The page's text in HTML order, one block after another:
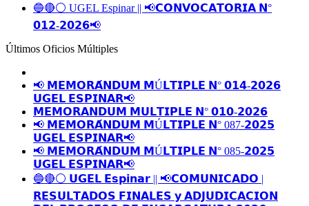
🔵🔴⚪️ UGEL Espinar || 📢𝗖𝗢𝗡𝗩𝗢𝗖𝗔𝗧𝗢𝗥𝗜𝗔 𝗡°
𝟬𝟭𝟮-𝟮𝟬𝟮𝟲📢
Últimos Oficios Múltiples
📢 𝗠𝗘𝗠𝗢𝗥𝗔́𝗡𝗗𝗨𝗠 𝗠Ú𝗟𝗧𝗜𝗣𝗟𝗘 𝗡° 𝟬𝟭𝟰-𝟮𝟬𝟮𝟲
𝗨𝗚𝗘𝗟 𝗘𝗦𝗣𝗜𝗡𝗔𝗥📢
𝗠𝗘𝗠𝗢𝗥𝗔𝗡𝗗𝗨𝗠 𝗠𝗨𝗟𝗧𝗜𝗣𝗟𝗘 𝗡° 𝟬𝟭𝟬-𝟮𝟬𝟮𝟲
📢 𝗠𝗘𝗠𝗢𝗥𝗔́𝗡𝗗𝗨𝗠 𝗠Ú𝗟𝗧𝗜𝗣𝗟𝗘 𝗡° 087-𝟮𝟬𝟮𝟱
𝗨𝗚𝗘𝗟 𝗘𝗦𝗣𝗜𝗡𝗔𝗥📢
📢 𝗠𝗘𝗠𝗢𝗥𝗔́𝗡𝗗𝗨𝗠 𝗠Ú𝗟𝗧𝗜𝗣𝗟𝗘 𝗡° 085-𝟮𝟬𝟮𝟱
𝗨𝗚𝗘𝗟 𝗘𝗦𝗣𝗜𝗡𝗔𝗥📢
🔵🔴⚪️ 𝗨𝗚𝗘𝗟 𝗘𝘀𝗽𝗶𝗻𝗮𝗿 || 📢𝗖𝗢𝗠𝗨𝗡𝗜𝗖𝗔𝗗𝗢 |
𝗥𝗘𝗦𝗨𝗟𝗧𝗔𝗗𝗢𝗦 𝗙𝗜𝗡𝗔𝗟𝗘𝗦 𝘆 𝗔𝗗𝗝𝗨𝗗𝗜𝗖𝗔𝗖𝗜𝗢𝗡